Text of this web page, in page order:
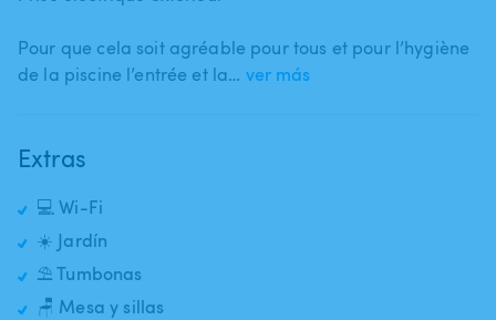
Pour que cela soit agréable pour tous et pour l’hygiène
de la piscine l’entrée et la… ver más
Extras
💻 Wi-Fi
☀️ Jardín
⛱️ Tumbonas
🪑 Mesa y sillas